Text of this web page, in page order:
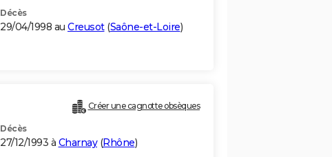
Décès
29/04/1998 au Creusot(Saône-et-Loire)
Créer une cagnotte obsèques
Décès
27/12/1993 à Charnay(Rhône)